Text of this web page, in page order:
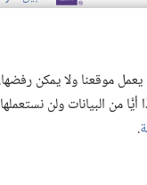
موقعنا ولا يمكن رفضها.
من البيانات ولن
.